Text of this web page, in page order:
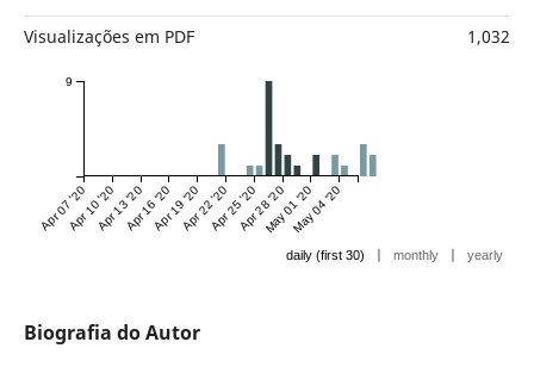
Visualizações em PDF 1,032
Apr 07 '20Apr 10 '20Apr 13 '20Apr 16 '20Apr 19 '20Apr 22 '20Apr 25 '20Apr 28 '20May 01 '20May 04 '20
9
daily (first 30) | monthly | yearly
Biografia do Autor